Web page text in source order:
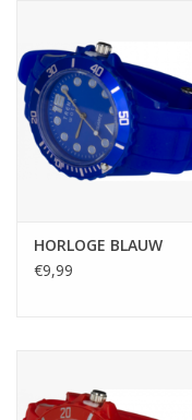
Reizen
Feestartikelen
School
KAARTEN
HORLOGE BLAUW
€9,99